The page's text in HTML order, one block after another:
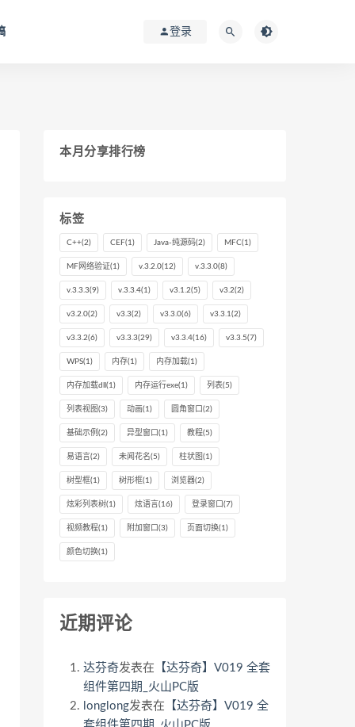
登录
本月分享排行榜
标签
C++(2) CEF(1) Java-纯源码(2) MFC(1)
MF网络验证(1) v.3.2.0(12) v.3.3.0(8)
v.3.3.3(9) v.3.3.4(1) v3.1.2(5) v3.2(2)
v3.2.0(2) v3.3(2) v3.3.0(6) v3.3.1(2)
v3.3.2(6) v3.3.3(29) v3.3.4(16) v3.3.5(7)
WPS(1) 内存(1) 内存加载(1)
内存加载dll (1) 内存运行exe(1) 列表(5)
列表视图 (3) 动画(1) 圆角窗口 (2)
基础示例 (2) 异型窗口 (1) 教程(5)
易语言 (2) 未闻花名(5) 柱状图 (1)
树型框(1) 树形框(1) 浏览器(2)
炫彩列表树(1) 炫语言 (16) 登录窗口 (7)
视频教程(1) 附加窗口 (3) 页面切换(1)
颜色切换(1)
近期评论
达芬奇发表在 【达芬奇】V019 全套
组件第四期_火山PC版
longlong发表在 【达芬奇】V019 全